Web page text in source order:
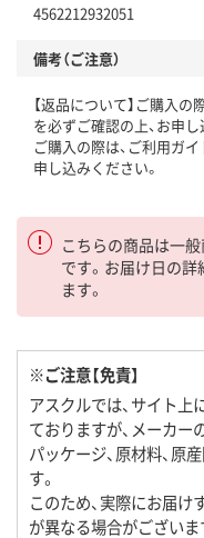
4562212932051
備考（ご注意）
【返品について】ご購入の
を必ずご確認の上、お申し
ご購入の際は、ご利用ガイ
申し込みください。
こちらの商品は一
です。お届け日の
ます。
※ご注意【免責】
アスクルでは、サイト
ておりますが、メーカー
パッケージ、原材料、原
す。
このため、実際にお届
が異なる場合がござい